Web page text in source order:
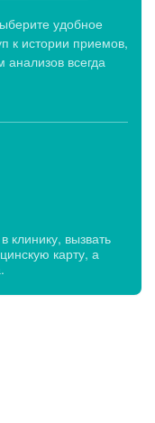
удобное
к истории приемов,
анализов всегда
клинику, вызвать
карту, а